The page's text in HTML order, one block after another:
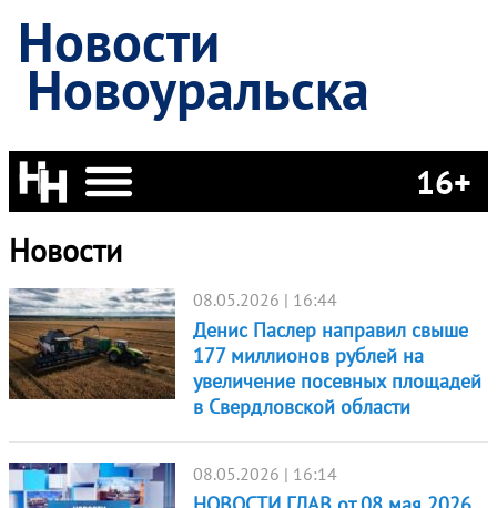
Новости
Новоуральска
16+
Новости
08.05.2026 | 16:44
Денис Паслер направил свыше
177 миллионов рублей на
увеличение посевных площадей
в Свердловской области
08.05.2026 | 16:14